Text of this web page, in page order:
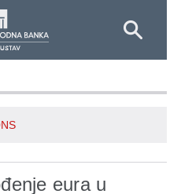
eura u